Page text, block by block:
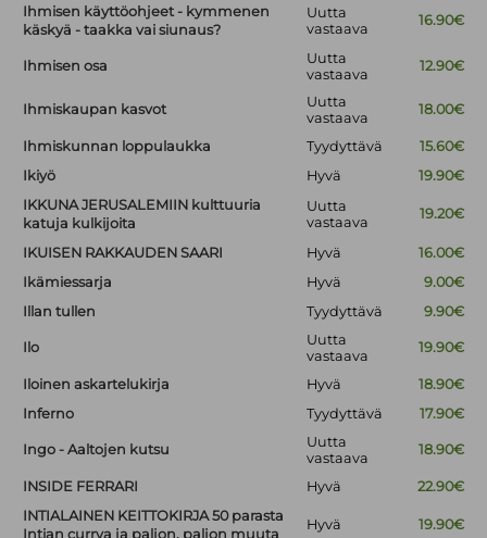
Ihmisen käyttöohjeet - kymmenen
käskyä - taakka vai siunaus?
Uutta
vastaava
16.90€
Ihmisen osa
Uutta
vastaava
12.90€
Ihmiskaupan kasvot
Uutta
vastaava
18.00€
Ihmiskunnan loppulaukka Tyydyttävä
15.60€
Ikiyö
Hyvä
19.90€
IKKUNA JERUSALEMIIN kulttuuria
katuja kulkijoita
Uutta
vastaava
19.20€
IKUISEN RAKKAUDEN SAARI Hyvä
16.00€
Ikämiessarja
Hyvä
9.00€
Illan tullen
Tyydyttävä 9.90€
Ilo
Uutta
vastaava
19.90€
Iloinen askartelukirja Hyvä
18.90€
Inferno
Tyydyttävä 17.90€
Ingo - Aaltojen kutsu
Uutta
vastaava
18.90€
INSIDE FERRARI Hyvä
22.90€
INTIALAINEN KEITTOKIRJA 50 parasta
Intian currya ja paljon, paljon muuta
Hyvä 19.90€